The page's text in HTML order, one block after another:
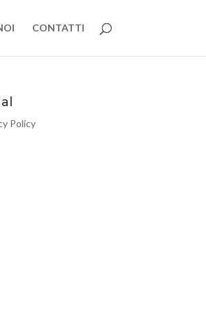
CONTATTI
Policy